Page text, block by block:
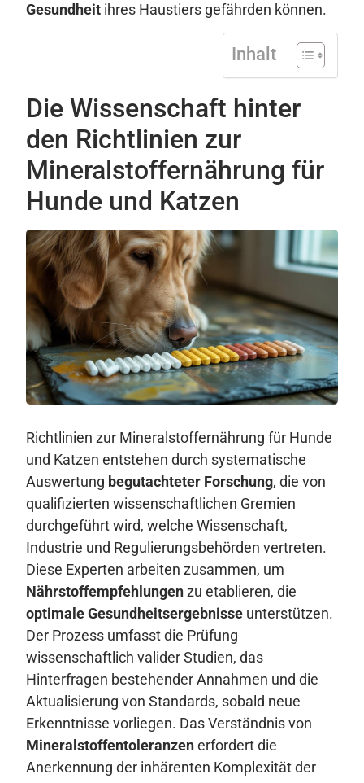
Gesundheit ihres Haustiers gefährden können.
Inhalt
Die Wissenschaft hinter
den Richtlinien zur
Mineralstoffernährung für
Hunde und Katzen
Richtlinien zur Mineralstoffernährung für Hunde
und Katzen entstehen durch systematische
Auswertung begutachteter Forschung, die von
qualifizierten wissenschaftlichen Gremien
durchgeführt wird, welche Wissenschaft,
Industrie und Regulierungsbehörden vertreten.
Diese Experten arbeiten zusammen, um
Nährstoffempfehlungenzu etablieren, die
optimale Gesundheitsergebnisse unterstützen.
Der Prozess umfasst die Prüfung
wissenschaftlich valider Studien, das
Hinterfragen bestehender Annahmen und die
Aktualisierung von Standards, sobald neue
Erkenntnisse vorliegen. Das Verständnis von
Mineralstoffentoleranzenerfordert die
Anerkennung der inhärenten Komplexität der